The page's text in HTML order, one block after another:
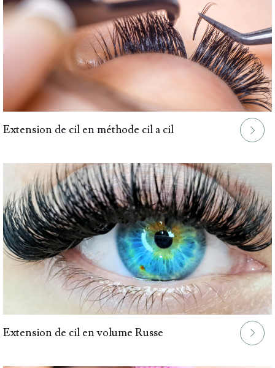
Extension de cil en méthode cil a cil
Extension de cil en volume Russe